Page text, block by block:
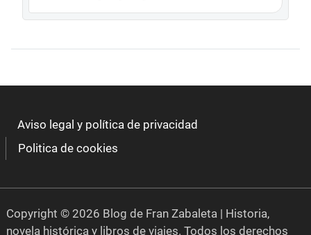
Aviso legal y política de privacidad
Politica de cookies
Copyright © 2026 Blog de Fran Zabaleta | Historia,
novela histórica y libros de viajes. Todos los derechos